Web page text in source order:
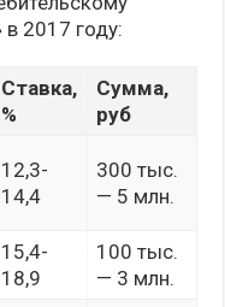
2017 году:
Ставка,
%
Сумма,
руб
12,3-
14,4
300 тыс.
— 5 млн.
15,4-
18,9
100 тыс.
— 3 млн.